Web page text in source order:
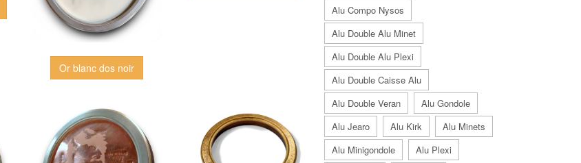
Or blanc dos noir
Alu Compo Nysos
Alu Double Alu Minet
Alu Double Alu Plexi
Alu Double Caisse Alu
Alu Double Veran
Alu Gondole
Alu Jearo
Alu Kirk
Alu Minets
Alu Minigondole
Alu Plexi